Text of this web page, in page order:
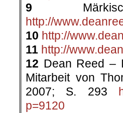
9
http://
10 http://
11 http://
12 Dean Reed –
Mitarbeit von
2007; S. 293
p=9120